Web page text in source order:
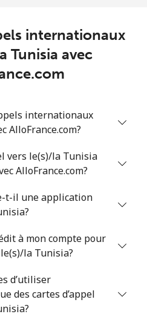
63 min pour ⁦$5⁩
4 min pour ⁦$5⁩
4 min pour ⁦$5⁩
16 min pour ⁦$5⁩
internationaux
Tunisia avec
internationaux
AlloFrance.com?
vers le(s)/la Tunisia
AlloFrance.com?
t-il une application
à mon compte pour
la Tunisia?
d’utiliser
des cartes d’appel